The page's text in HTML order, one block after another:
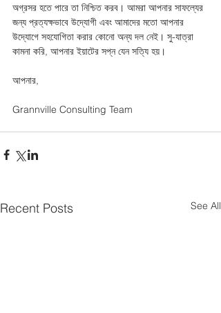
অগ্রসর হতে পারে তা নিশ্চিত করব। আমরা আপনার সাফল্যের
জন্য প্রত্যক্ষভাবে উদ্যোগী এবং আমাদের মতো আপনার
উদ্যোগে সহযোগিতা করার কোনো অন্য দল নেই। সু-যাত্রা
কামনা করি, আপনার ইয়াটের সপ্ন যেন সত্যি হয়।
আপনার,
Grannville Consulting Team
Recent Posts See All